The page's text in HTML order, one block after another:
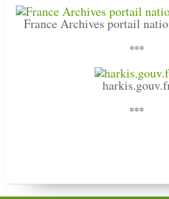
France Archives portail
***
***